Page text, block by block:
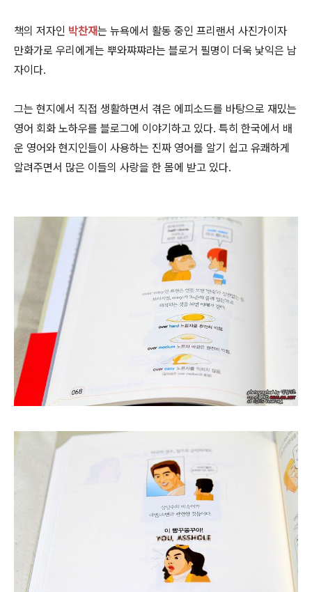
책의 저자인 박찬재는 뉴욕에서 활동 중인 프리랜서 사진가이자
만화가로 우리에게는 뿌와쨔쨔라는 블로거 필명이 더욱 낯익은 남
자이다.
그는 현지에서 직접 생활하면서 겪은 에피소드를 바탕으로 재밌는
영어 회화 노하우를 블로그에 이야기하고 있다. 특히 한국에서 배
운 영어와 현지인들이 사용하는 진짜 영어를 알기 쉽고 유쾌하게
알려주면서 많은 이들의 사랑을 한 몸에 받고 있다.